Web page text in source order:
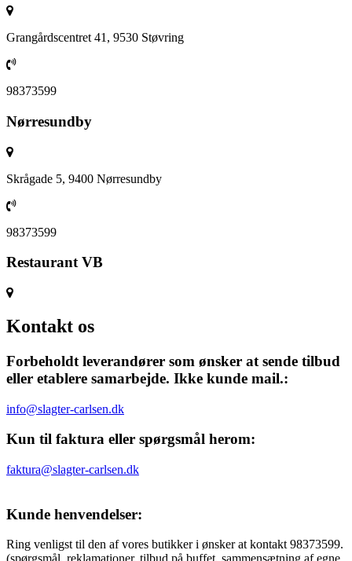
Grangårdscentret 41, 9530 Støvring
98373599
Nørresundby
Skrågade 5, 9400 Nørresundby
98373599
Restaurant VB
Kontakt os
Forbeholdt leverandører som ønsker at sende tilbud
eller etablere samarbejde. Ikke kunde mail.:
info@slagter-carlsen.dk
Kun til faktura eller spørgsmål herom:
faktura@slagter-carlsen.dk
Kunde henvendelser:
Ring venligst til den af vores butikker i ønsker at kontakt 98373599.